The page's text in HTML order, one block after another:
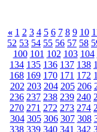
« 1 2 3 4 5 6 7 8 9 10
52 53 54 55 56 57 58
100 101 102 103 104
134 135 136 137 138
168 169 170 171 172
202 203 204 205 206
236 237 238 239 240
270 271 272 273 274
304 305 306 307 308
338 339 340 341 342